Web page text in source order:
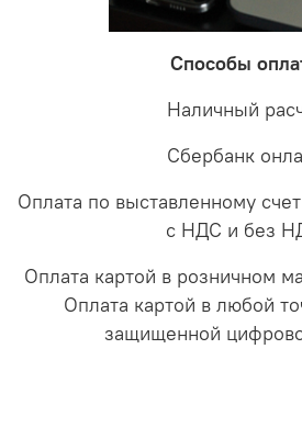
Способы
Наличный
Сбербанк
Оплата по выставленному
с НДС и без
Оплата картой в розничном
Оплата картой в любой
защищенной